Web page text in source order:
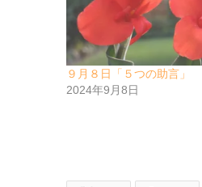
９月８日「５つの助言」
2024年9月8日